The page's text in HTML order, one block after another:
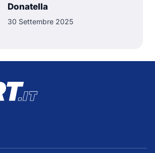
Donatella
30 Settembre 2025